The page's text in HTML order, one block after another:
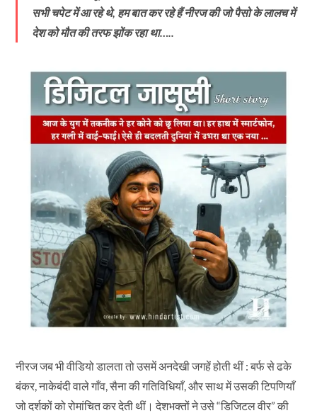
सभी चपेट में आ रहे थे, हम बात कर रहे हैं नीरज की जो पैसो के लालच में
देश को मौत की तरफ झोंक रहा था…..
नीरज जब भी वीडियो डालता तो उसमें अनदेखी जगहें होती थीं : बर्फ से ढके
बंकर, नाकेबंदी वाले गाँव, सैना की गतिविधियाँ, और साथ में उसकी टिपणियाँ
जो दर्शकों को रोमांचित कर देती थीं। देशभक्तों ने उसे “डिजिटल वीर” की